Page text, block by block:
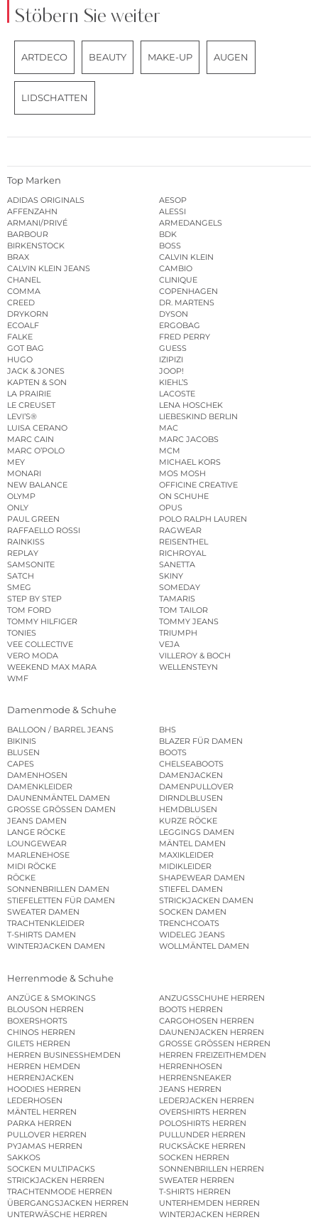
Stöbern Sie weiter
ARTDECO BEAUTY MAKE-UP AUGEN
LIDSCHATTEN
Top Marken
ADIDAS ORIGINALS
AESOP
AFFENZAHN
ALESSI
ARMANI/PRIVÉ
ARMEDANGELS
BARBOUR
BDK
BIRKENSTOCK
BOSS
BRAX
CALVIN KLEIN
CALVIN KLEIN JEANS
CAMBIO
CHANEL
CLINIQUE
COMMA
COPENHAGEN
CREED
DR. MARTENS
DRYKORN
DYSON
ECOALF
ERGOBAG
FALKE
FRED PERRY
GOT BAG
GUESS
HUGO
IZIPIZI
JACK & JONES
JOOP!
KAPTEN & SON
KIEHL’S
LA PRAIRIE
LACOSTE
LE CREUSET
LENA HOSCHEK
LEVI’S®
LIEBESKIND BERLIN
LUISA CERANO
MAC
MARC CAIN
MARC JACOBS
MARC O’POLO
MCM
MEY
MICHAEL KORS
MONARI
MOS MOSH
NEW BALANCE
OFFICINE CREATIVE
OLYMP
ON SCHUHE
ONLY
OPUS
PAUL GREEN
POLO RALPH LAUREN
RAFFAELLO ROSSI
RAGWEAR
RAINKISS
REISENTHEL
REPLAY
RICHROYAL
SAMSONITE
SANETTA
SATCH
SKINY
SMEG
SOMEDAY
STEP BY STEP
TAMARIS
TOM FORD
TOM TAILOR
TOMMY HILFIGER
TOMMY JEANS
TONIES
TRIUMPH
VEE COLLECTIVE
VEJA
VERO MODA
VILLEROY & BOCH
WEEKEND MAX MARA
WELLENSTEYN
WMF
Damenmode & Schuhe
BALLOON / BARREL JEANS
BHS
BIKINIS
BLAZER FÜR DAMEN
BLUSEN
BOOTS
CAPES
CHELSEABOOTS
DAMENHOSEN
DAMENJACKEN
DAMENKLEIDER
DAMENPULLOVER
DAUNENMÄNTEL DAMEN
DIRNDLBLUSEN
GROSSE GRÖSSEN DAMEN
HEMDBLUSEN
JEANS DAMEN
KURZE RÖCKE
LANGE RÖCKE
LEGGINGS DAMEN
LOUNGEWEAR
MÄNTEL DAMEN
MARLENEHOSE
MAXIKLEIDER
MIDI RÖCKE
MIDIKLEIDER
RÖCKE
SHAPEWEAR DAMEN
SONNENBRILLEN DAMEN
STIEFEL DAMEN
STIEFELETTEN FÜR DAMEN
STRICKJACKEN DAMEN
SWEATER DAMEN
SOCKEN DAMEN
TRACHTENKLEIDER
TRENCHCOATS
T-SHIRTS DAMEN
WIDELEG JEANS
WINTERJACKEN DAMEN
WOLLMÄNTEL DAMEN
Herrenmode & Schuhe
ANZÜGE & SMOKINGS
ANZUGSSCHUHE HERREN
BLOUSON HERREN
BOOTS HERREN
BOXERSHORTS
CARGOHOSEN HERREN
CHINOS HERREN
DAUNENJACKEN HERREN
GILETS HERREN
GROSSE GRÖSSEN HERREN
HERREN BUSINESSHEMDEN
HERREN FREIZEITHEMDEN
HERREN HEMDEN
HERRENHOSEN
HERRENJACKEN
HERRENSNEAKER
HOODIES HERREN
JEANS HERREN
LEDERHOSEN
LEDERJACKEN HERREN
MÄNTEL HERREN
OVERSHIRTS HERREN
PARKA HERREN
POLOSHIRTS HERREN
PULLOVER HERREN
PULLUNDER HERREN
PYJAMAS HERREN
RUCKSÄCKE HERREN
SAKKOS
SOCKEN HERREN
SOCKEN MULTIPACKS
SONNENBRILLEN HERREN
STRICKJACKEN HERREN
SWEATER HERREN
TRACHTENMODE HERREN
T-SHIRTS HERREN
ÜBERGANGSJACKEN HERREN
UNTERHEMDEN HERREN
UNTERWÄSCHE HERREN
WINTERJACKEN HERREN